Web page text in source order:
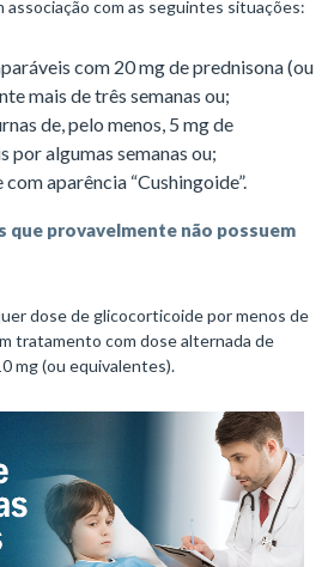
com as seguintes situações:
com 20 mg de prednisona (ou
mais de três semanas ou;
de, pelo menos, 5 mg de
por algumas semanas ou;
aparência “Cushingoide”.
que provavelmente não possuem
dose de glicocorticoide por menos de
tratamento com dose alternada de
mg (ou equivalentes).